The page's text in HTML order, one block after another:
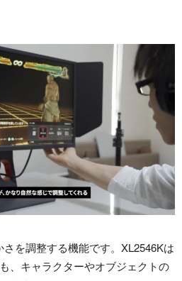
を調整する機能です。XL2546Kは
、キャラクターやオブジェクトの